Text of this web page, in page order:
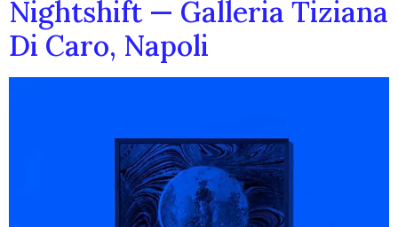
Nightshift — Galleria Tiziana
Di Caro, Napoli